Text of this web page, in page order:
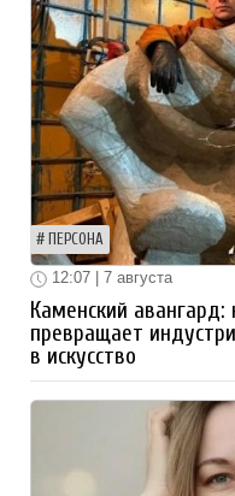
ПЕРСОНА
12:07 | 7 августа
Каменский авангард:
превращает
в искусство